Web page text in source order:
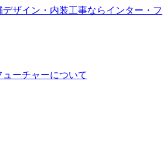
ューチャーについて